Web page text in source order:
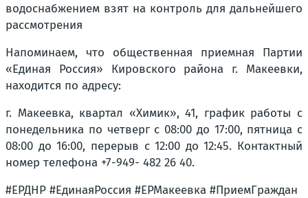
водоснабжением взят на контроль для дальнейшего
рассмотрения
Напоминаем, что общественная приемная Партии
«Единая Россия» Кировского района г. Макеевки,
находится по адресу:
г. Макеевка, квартал «Химик», 41, график работы с
понедельника по четверг с 08:00 до 17:00, пятница с
08:00 до 16:00, перерыв с 12:00 до 12:45. Контактный
номер телефона +7-949- 482 26 40.
#ЕРДНР #ЕдинаяРоссия #ЕРМакеевка #ПриемГраждан